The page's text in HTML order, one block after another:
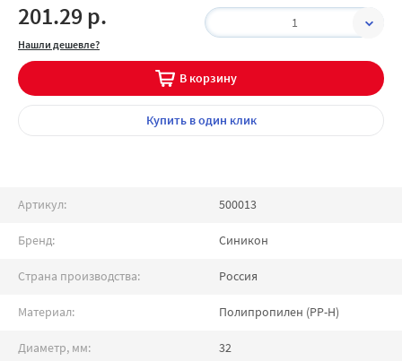
201.29 р.
Нашли дешевле?
1
В корзину
Купитьв один клик
Артикул: 500013
Бренд: Синикон
Страна производства: Россия
Материал: Полипропилен (PP-H)
Диаметр, мм: 32